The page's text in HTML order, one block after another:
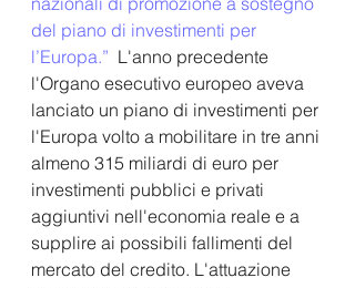
del piano di investimenti per
l’Europa.” L'anno precedente
l'Organo esecutivo europeo aveva
lanciato un piano di investimenti per
l'Europa volto a mobilitare in tre anni
almeno 315 miliardi di euro per
investimenti pubblici e privati
aggiuntivi nell'economia reale e a
supplire ai possibili fallimenti del
mercato del credito. L'attuazione